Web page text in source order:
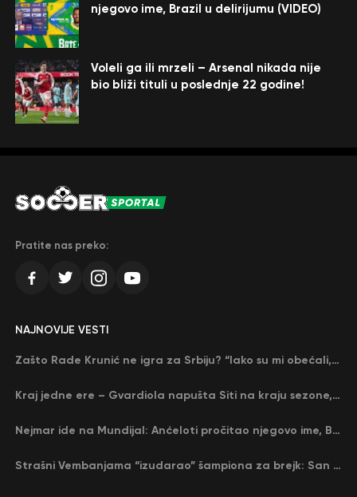
njegovo ime, Brazil u delirijumu (VIDEO)
Voleli ga ili mrzeli – Arsenal nikada nije
bio bliži tituli u poslednje 22 godine!
Pratite nas preko:
NAJNOVIJE VESTI
Zašto Rade Krunić ne igra za Srbiju? “Iako su mi obećali, niko me nije zvao…”
Kraj jedne ere – Gvardiola napušta Siti na kraju sezone, menja ga njegov nekadašnji rival
Nejmar ide na Mundijal: Anćeloti pročitao njegovo ime, Brazil u delirijumu (VIDEO)
Strašni Vembanjama “izudarao” šampiona za brejk: San Antonio poveo protiv Oklahome